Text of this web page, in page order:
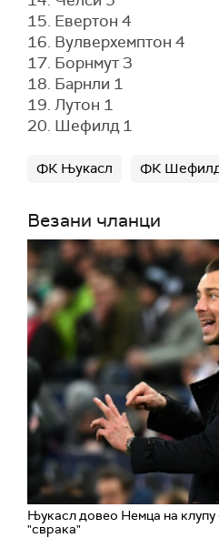
15. Евертон 4
16. Вулверхемптон 4
17. Борнмут 3
18. Барнли 1
19. Лутон 1
20. Шефилд 1
ФК Њукасл ФК Шефилд
Везани чланци
Њукасл довео Немца на клупу
"сврака"